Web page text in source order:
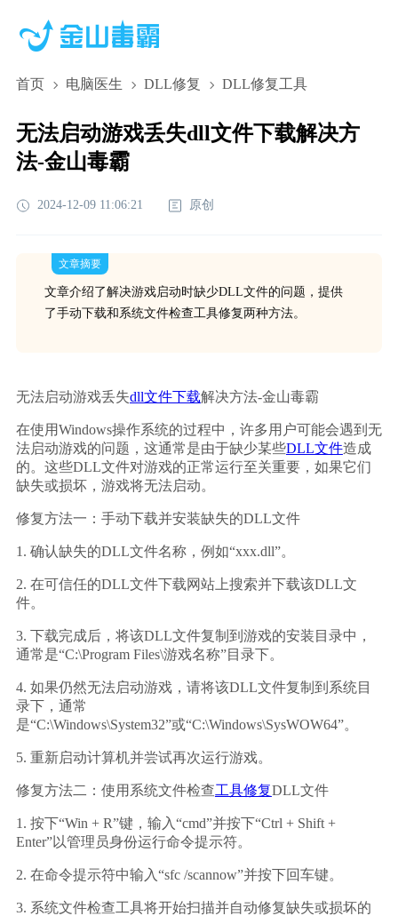
首页 电脑医生 DLL修复 DLL修复工具
无法启动游戏丢失dll文件下载解决方
法-金山毒霸
2024-12-09 11:06:21 原创
文章摘要
文章介绍了解决游戏启动时缺少DLL文件的问题，提供
了手动下载和系统文件检查工具修复两种方法。
无法启动游戏丢失dll文件下载解决方法-金山毒霸
在使用Windows操作系统的过程中，许多用户可能会遇到无
法启动游戏的问题，这通常是由于缺少某些DLL文件造成
的。这些DLL文件对游戏的正常运行至关重要，如果它们
缺失或损坏，游戏将无法启动。
修复方法一：手动下载并安装缺失的DLL文件
1. 确认缺失的DLL文件名称，例如“xxx.dll”。
2. 在可信任的DLL文件下载网站上搜索并下载该DLL文
件。
3. 下载完成后，将该DLL文件复制到游戏的安装目录中，
通常是“C:\Program Files\游戏名称”目录下。
4. 如果仍然无法启动游戏，请将该DLL文件复制到系统目
录下，通常
是“C:\Windows\System32”或“C:\Windows\SysWOW64”。
5. 重新启动计算机并尝试再次运行游戏。
修复方法二：使用系统文件检查工具修复DLL文件
1. 按下“Win + R”键，输入“cmd”并按下“Ctrl + Shift +
Enter”以管理员身份运行命令提示符。
2. 在命令提示符中输入“sfc /scannow”并按下回车键。
3. 系统文件检查工具将开始扫描并自动修复缺失或损坏的